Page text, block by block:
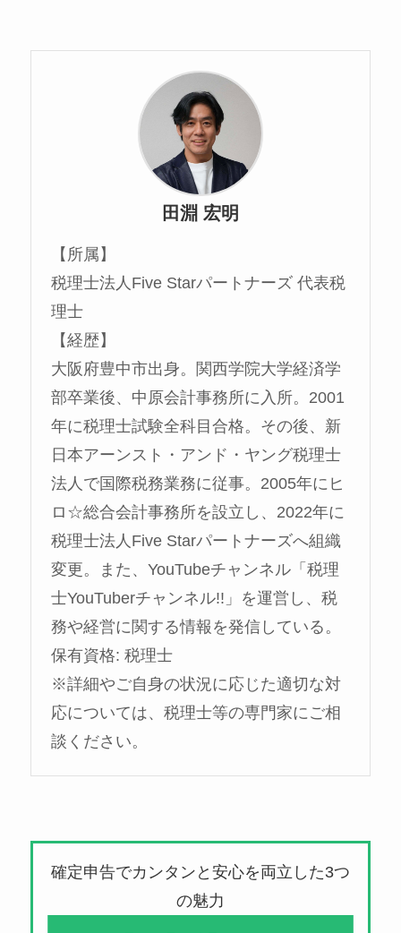
田淵 宏明
【所属】
税理士法人Five Starパートナーズ 代表税
理士
【経歴】
大阪府豊中市出身。関西学院大学経済学
部卒業後、中原会計事務所に入所。2001
年に税理士試験全科目合格。その後、新
日本アーンスト・アンド・ヤング税理士
法人で国際税務業務に従事。2005年にヒ
ロ☆総合会計事務所を設立し、2022年に
税理士法人Five Starパートナーズへ組織
変更。また、YouTubeチャンネル「税理
士YouTuberチャンネル!!」を運営し、税
務や経営に関する情報を発信している。
保有資格: 税理士
※詳細やご自身の状況に応じた適切な対
応については、税理士等の専門家にご相
談ください。
確定申告でカンタンと安心を両立した3つ
の魅力